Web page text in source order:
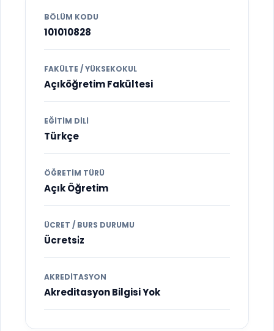
BÖLÜM KODU
101010828
FAKÜLTE / YÜKSEKOKUL
Açıköğretim Fakültesi
EĞITIM DILI
Türkçe
ÖĞRETIM TÜRÜ
Açık Öğretim
ÜCRET / BURS DURUMU
Ücretsi̇z
AKREDITASYON
Akreditasyon Bilgisi Yok